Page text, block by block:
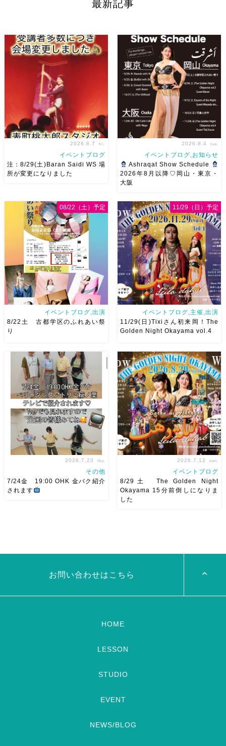
踊ってくれます♡ 東京から参
麻ノ葉からもハフラ出演させて
[…]
最新記事
申し込み多数につき会場変更し
ました♡ 表町桃太郎スタジオ
岡山県岡山市 北区表町2丁目6-
64 4階 ショー会場から近いの
で、安心♡駅からもバスで天満
屋バスス […]
2026.8.7 fri.
イベントブログ
注：8/29(土)Baran Saidi WS 場
所が変更になりました
です♡皆様にお会いできますよ
うに
ご予約はメッセージく
ださい
お待ちしています
Ashraqat Show Schedule
岡山・8/22(土) […]
2026.8.4 tue.
イベントブログ,お知らせ
Ashraqat Show Schedule
2026年8月以降♡岡山・東京・
大阪
8/22土 古都学区のふれあい祭
りにて踊らせていただきます♡
太鼓も叩くよー！私たちは
18:40頃から出演です屋台も出
てとても楽しいお祭りになりそ
う
私たちも踊った後は祭り
を楽しみます
遊びにいら
[…]
イベントブログ,出演
8/22土 古都学区のふれあい祭
り
08/22（土）予定
2026/11/29(日)Tixiさん初来
岡！The Golden Night
Okayama vol.4 本日8/1よりお
申し込みスタートです
【
Show 】 Guest DancerTixi
[…]
イベントブログ,主催,出演
11/29(日)Tixiさん初来岡！The
Golden Night Okayama vol.4
11/29（日）予定
河合くんが来てくれました
2026.7.23 thu.
その他
7/24金 19:00 OHK 金バク紹介
されます
踊ってくれます♡ 東京から参
かしの曲をソロ踊ります […]
2026.7.12 sun.
イベントブログ
8/29土 The Golden Night
Okayama 15分前倒しになりま
した
お問い合わせはこちら
HOME
LESSON
STUDIO
EVENT
NEWS/BLOG